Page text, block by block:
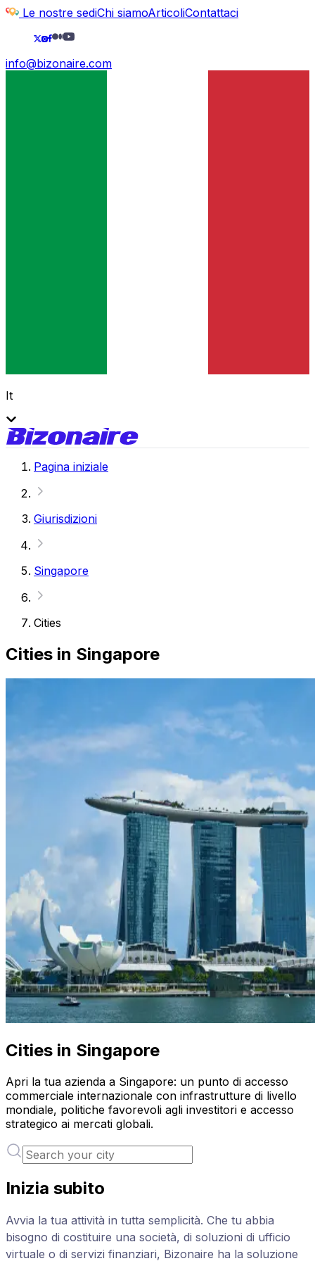
Le nostre sediChi siamoArticoliContattaci
info@bizonaire.com
It
Pagina iniziale
Giurisdizioni
Singapore
Cities
Cities in Singapore
Cities in Singapore
Apri la tua azienda a Singapore: un punto di accesso
commerciale internazionale con infrastrutture di livello
mondiale, politiche favorevoli agli investitori e accesso
strategico ai mercati globali.
Inizia subito
Avvia la tua attività in tutta semplicità. Che tu abbia
bisogno di costituire una società, di soluzioni di ufficio
virtuale o di servizi finanziari, Bizonaire ha la soluzione